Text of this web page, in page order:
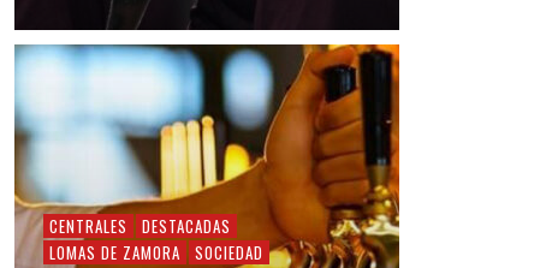
CENTRALES
DESTACADAS
LOMAS DE ZAMORA
SOCIEDAD